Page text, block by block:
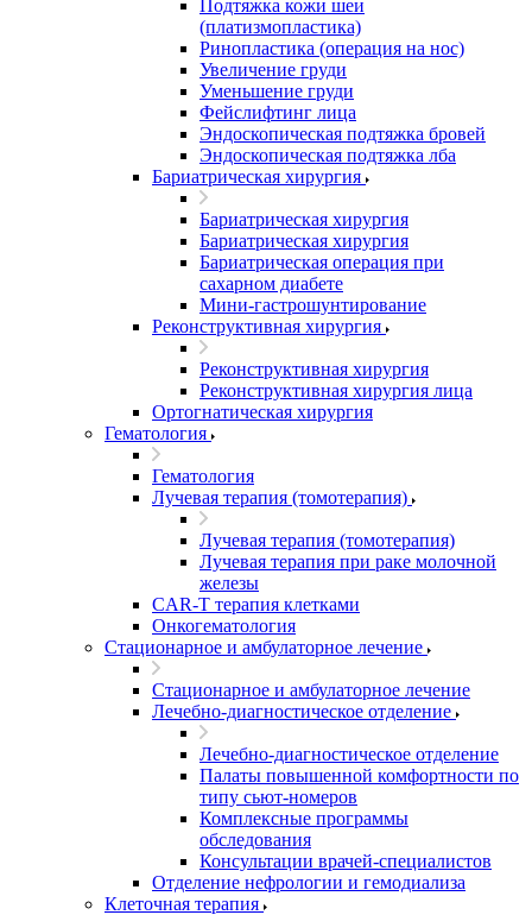
Подтяжка кожи шеи
(платизмопластика)
Ринопластика (операция на нос)
Увеличение груди
Уменьшение груди
Фейслифтинг лица
Эндоскопическая подтяжка бровей
Эндоскопическая подтяжка лба
Бариатрическая хирургия
Бариатрическая хирургия
Бариатрическая хирургия
Бариатрическая операция при
сахарном диабете
Мини-гастрошунтирование
Реконструктивная хирургия
Реконструктивная хирургия
Реконструктивная хирургия лица
Ортогнатическая хирургия
Гематология
Гематология
Лучевая терапия (томотерапия)
Лучевая терапия (томотерапия)
Лучевая терапия при раке молочной
железы
CAR-T терапия клетками
Онкогематология
Стационарное и амбулаторное лечение
Стационарное и амбулаторное лечение
Лечебно-диагностическое отделение
Лечебно-диагностическое отделение
Палаты повышенной комфортности по
типу сьют-номеров
Комплексные программы
обследования
Консультации врачей-специалистов
Отделение нефрологии и гемодиализа
Клеточная терапия